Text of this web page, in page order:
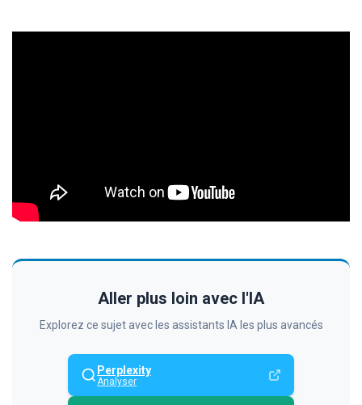
Aller plus loin avec l'IA
Explorez ce sujet avec les assistants IA les plus avancés
Perplexity
Analyser